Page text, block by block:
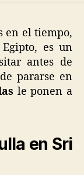
en el tiempo,
es un
antes de
pararse en
le ponen a
en Sri